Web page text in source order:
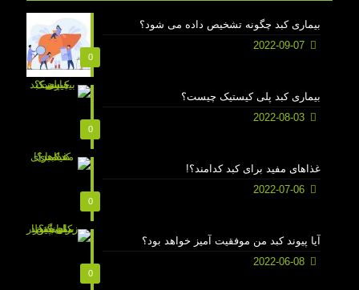
0
بیماری کبد چگونه تشخیص داده می شود؟
2022-09-07
0
بیماری کبد پلی کیستیک چیست؟
2022-08-03
0
غذاهای مفید برای کبد کدامند؟!
2022-07-06
0
آیا پیوند کبد من موفقیت آمیز خواهد بود؟
2022-06-08